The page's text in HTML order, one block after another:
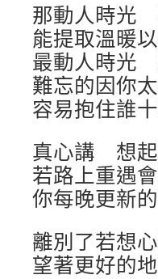
那動人時光
能提取溫暖
最動人時光
難忘的因你
容易抱住誰
真心講 想起
若路上重遇
你每晚更新
離別了若想
望著更好的